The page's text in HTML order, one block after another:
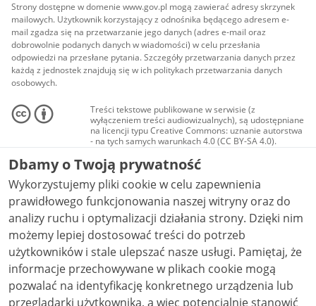
Strony dostępne w domenie www.gov.pl mogą zawierać adresy skrzynek
mailowych. Użytkownik korzystający z odnośnika będącego adresem e-
mail zgadza się na przetwarzanie jego danych (adres e-mail oraz
dobrowolnie podanych danych w wiadomości) w celu przesłania
odpowiedzi na przesłane pytania. Szczegóły przetwarzania danych przez
każdą z jednostek znajdują się w ich politykach przetwarzania danych
osobowych.
Treści tekstowe publikowane w serwisie (z
wyłączeniem treści audiowizualnych), są udostępniane
na licencji typu Creative Commons: uznanie autorstwa
- na tych samych warunkach 4.0 (CC BY-SA 4.0).
Materiały audiowizualne, w tym zdjęcia, materiały
audio i wideo, są udostępniane na licencji typu
Creative Commons: uznanie autorstwa użycie
niekomercyjne - bez utworów zależnych 4.0 (CC BY-
NC-ND 4.0), o ile nie jest to stwierdzone inaczej.
Dbamy o Twoją prywatność
Wykorzystujemy pliki cookie w celu zapewnienia
prawidłowego funkcjonowania naszej witryny oraz do
analizy ruchu i optymalizacji działania strony. Dzięki nim
możemy lepiej dostosować treści do potrzeb
użytkowników i stale ulepszać nasze usługi. Pamiętaj, że
informacje przechowywane w plikach cookie mogą
pozwalać na identyfikację konkretnego urządzenia lub
przeglądarki użytkownika, a więc potencjalnie stanowić